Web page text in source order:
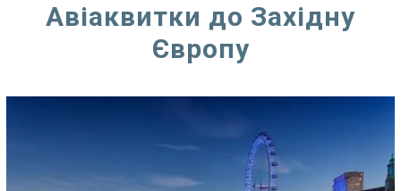
Авіаквитки до Західну
Європу